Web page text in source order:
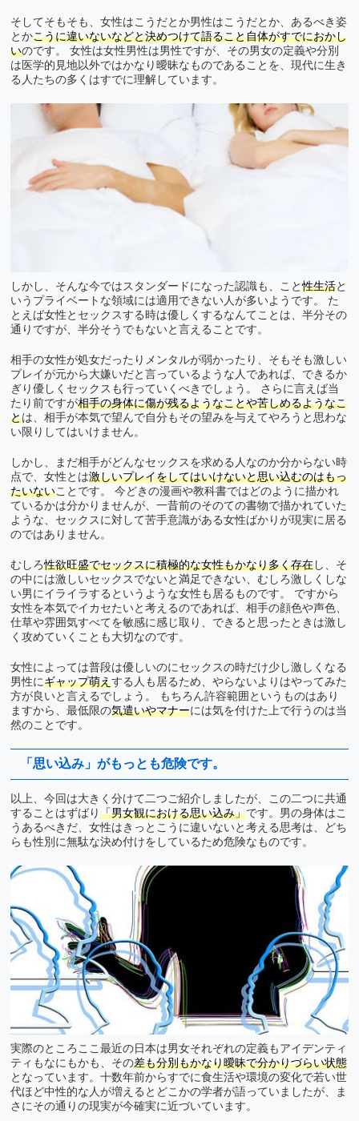
そしてそもそも、女性はこうだとか男性はこうだとか、あるべき姿
とかこうに違いないなどと決めつけて語ること自体がすでにおかし
いのです。 女性は女性男性は男性ですが、その男女の定義や分別
は医学的見地以外ではかなり曖昧なものであることを、現代に生き
る人たちの多くはすでに理解しています。
しかし、そんな今ではスタンダードになった認識も、こと性生活と
いうプライベートな領域には適用できない人が多いようです。 た
とえば女性とセックスする時は優しくするなんてことは、半分その
通りですが、半分そうでもないと言えることです。
相手の女性が処女だったりメンタルが弱かったり、そもそも激しい
プレイが元から大嫌いだと言っているような人であれば、できるか
ぎり優しくセックスも行っていくべきでしょう。 さらに言えば当
たり前ですが相手の身体に傷が残るようなことや苦しめるようなこ
とは、相手が本気で望んで自分もその望みを与えてやろうと思わな
い限りしてはいけません。
しかし、まだ相手がどんなセックスを求める人なのか分からない時
点で、女性とは激しいプレイをしてはいけないと思い込むのはもっ
たいないことです。 今どきの漫画や教科書ではどのように描かれ
ているかは分かりませんが、一昔前のそのての書物で描かれていた
ような、セックスに対して苦手意識がある女性ばかりが現実に居る
のではありません。
むしろ性欲旺盛でセックスに積極的な女性もかなり多く存在 し、そ
の中には激しいセックスでないと満足できない、むしろ激しくしな
い男にイライラするというような女性も居るものです。 ですから
女性を本気でイカセたいと考えるのであれば、相手の顔色や声色、
仕草や雰囲気すべてを敏感に感じ取り、できると思ったときは激し
く攻めていくことも大切なのです。
女性によっては普段は優しいのにセックスの時だけ少し激しくなる
男性にギャップ萌えする人も居るため、やらないよりはやってみた
方が良いと言えるでしょう。 もちろん許容範囲というものはあり
ますから、最低限の気遣いやマナーには気を付けた上で行うのは当
然のことです。
「思い込み」がもっとも危険です。
以上、今回は大きく分けて二つご紹介しましたが、この二つに共通
することはずばり 「男女観における思い込み」です。男の身体はこ
うあるべきだ、女性はきっとこうに違いないと考える思考は、どち
らも性別に無駄な決め付けをしているため危険なものです。
実際のところここ最近の日本は男女それぞれの定義もアイデンティ
ティもなにもかも、その差も分別もかなり曖昧で分かりづらい状態
となっています。十数年前からすでに食生活や環境の変化で若い世
代ほど中性的な人が増えるとどこかの学者が語っていましたが、ま
さにその通りの現実が今確実に近づいています。